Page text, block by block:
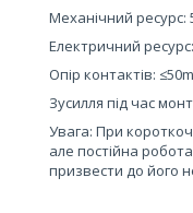
Механічний ресурс:
Електричний
Опір контактів:
Зусилля під час
Увага: При
але постійна
призвести до його